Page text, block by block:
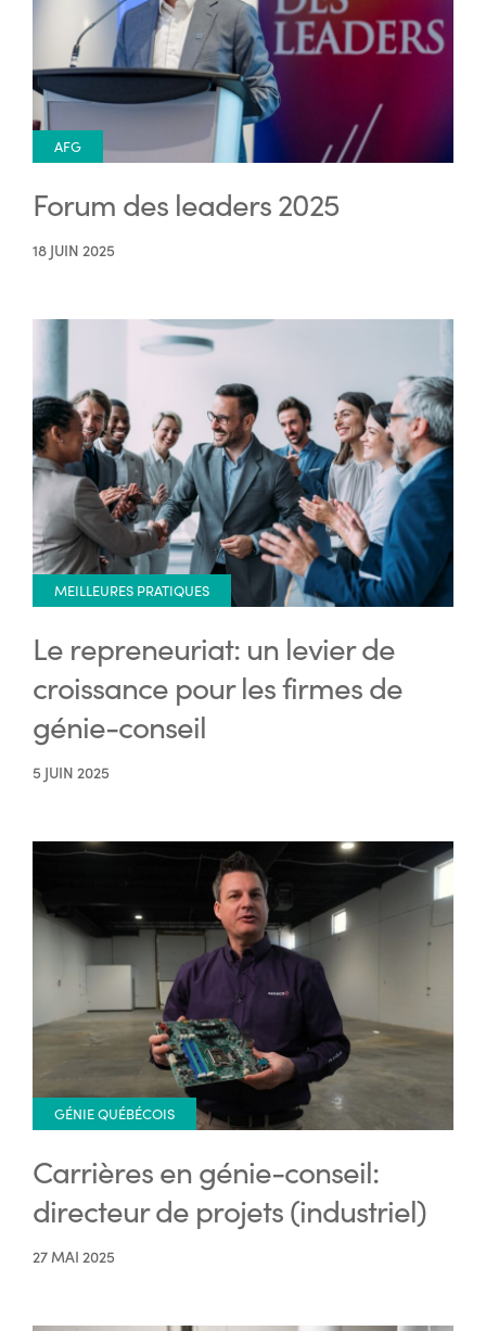
AFG
Forum des leaders 2025
18 JUIN 2025
MEILLEURES PRATIQUES
Le repreneuriat: un levier de
croissance pour les firmes de
génie-conseil
5 JUIN 2025
GÉNIE QUÉBÉCOIS
Carrières en génie-conseil:
directeur de projets (industriel)
27 MAI 2025